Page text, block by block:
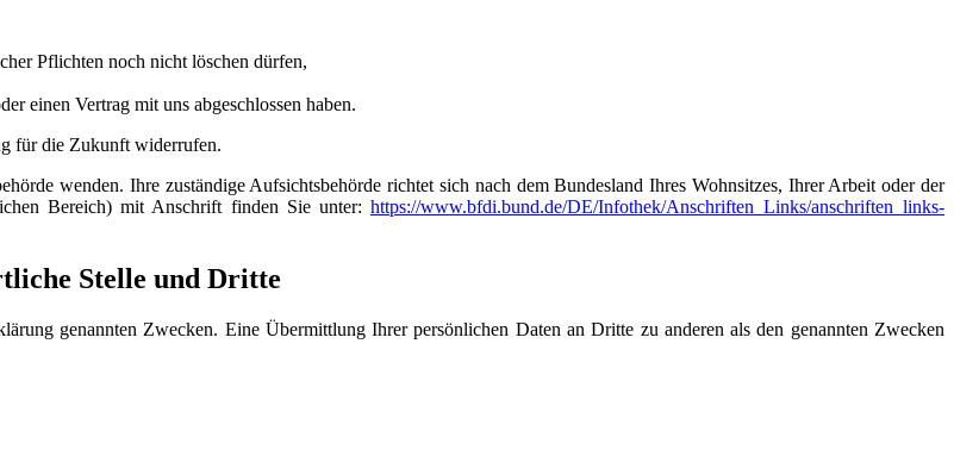
Pflichten noch nicht löschen dürfen,
einen Vertrag mit uns abgeschlossen haben.
für die Zukunft widerrufen.
wenden. Ihre zuständige Aufsichtsbehörde richtet sich nach dem Bundesland Ihres Wohnsitzes, Ihrer Arbeit oder der
Bereich) mit Anschrift finden Sie unter: https://www.bfdi.bund.de/DE/Infothek/Anschriften_Links/anschriften_links-
Stelle und Dritte
genannten Zwecken. Eine Übermittlung Ihrer persönlichen Daten an Dritte zu anderen als den genannten Zwecken